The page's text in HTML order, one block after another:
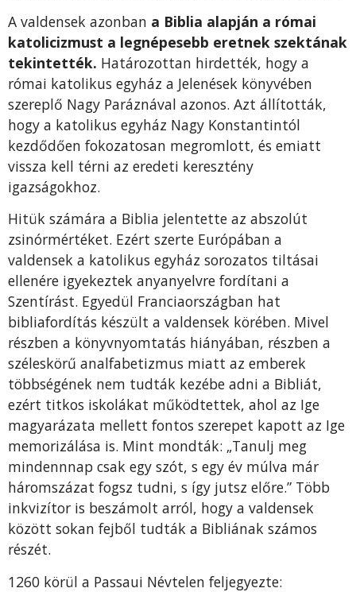
A valdensek azonban a Biblia alapján a római
katolicizmust a legnépesebb eretnek szektának
tekintették. Határozottan hirdették, hogy a
római katolikus egyház a Jelenések könyvében
szereplő Nagy Paráznával azonos. Azt állították,
hogy a katolikus egyház Nagy Konstantintól
kezdődően fokozatosan megromlott, és emiatt
vissza kell térni az eredeti keresztény
igazságokhoz.
Hitük számára a Biblia jelentette az abszolút
zsinórmértéket. Ezért szerte Európában a
valdensek a katolikus egyház sorozatos tiltásai
ellenére igyekeztek anyanyelvre fordítani a
Szentírást. Egyedül Franciaországban hat
bibliafordítás készült a valdensek körében. Mivel
részben a könyvnyomtatás hiányában, részben a
széleskörű analfabetizmus miatt az emberek
többségének nem tudták kezébe adni a Bibliát,
ezért titkos iskolákat működtettek, ahol az Ige
magyarázata mellett fontos szerepet kapott az Ige
memorizálása is. Mint mondták: „Tanulj meg
mindennnap csak egy szót, s egy év múlva már
háromszázat fogsz tudni, s így jutsz előre.” Több
inkvizítor is beszámolt arról, hogy a valdensek
között sokan fejből tudták a Bibliának számos
részét.
1260 körül a Passaui Névtelen feljegyezte: